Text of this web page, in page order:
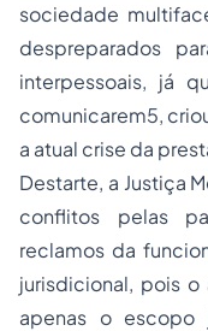
sociedade
despreparados
interpessoais, já
comunicarem5,
a atual crise da
Destarte, a Justiça
conflitos pelas
reclamos da
jurisdicional, pois
apenas o escopo